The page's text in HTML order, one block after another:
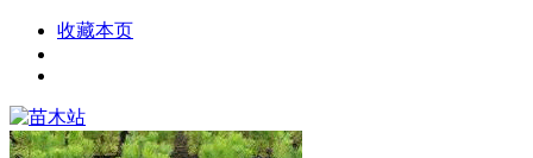
收藏本页